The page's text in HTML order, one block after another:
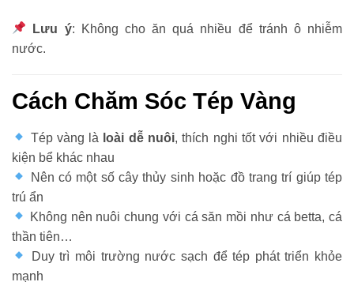
Lưu ý: Không cho ăn quá nhiều để tránh ô nhiễm
nước.
Cách Chăm Sóc Tép Vàng
Tép vàng là loài dễ nuôi, thích nghi tốt với nhiều điều
kiện bể khác nhau
Nên có một số cây thủy sinh hoặc đồ trang trí giúp tép
trú ẩn
Không nên nuôi chung với cá săn mồi như cá betta, cá
thần tiên…
Duy trì môi trường nước sạch để tép phát triển khỏe
mạnh